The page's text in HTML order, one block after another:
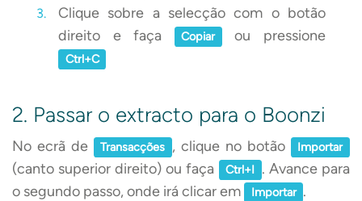
Clique sobre a selecção com o botão
direito e faça
Copiar ou pressione
Ctrl+C
2. Passar o extracto para o Boonzi
No ecrã de Transacções , clique no botão Importar
(canto superior direito) ou faça Ctrl+I . Avance para
o segundo passo, onde irá clicar em
Importar .